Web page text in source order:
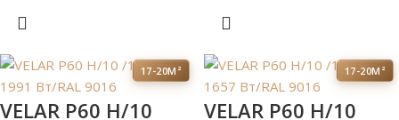
17-20М²
VELAR P60 H/10
17-20М²
VELAR P60 H/10